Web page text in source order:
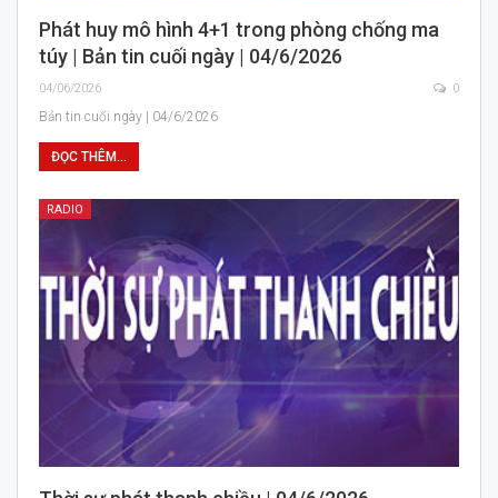
Phát huy mô hình 4+1 trong phòng chống ma
túy | Bản tin cuối ngày | 04/6/2026
04/06/2026 0
Bản tin cuối ngày | 04/6/2026
ĐỌC THÊM...
RADIO